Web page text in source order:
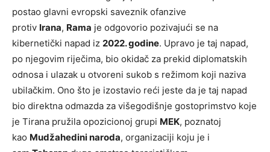
postao glavni evropski saveznik ofanzive
protiv Irana, Rama je odgovorio pozivajući se na
kibernetički napad iz 2022. godine. Upravo je taj napad,
po njegovim riječima, bio okidač za prekid diplomatskih
odnosa i ulazak u otvoreni sukob s režimom koji naziva
ubilačkim. Ono što je izostavio reći jeste da je taj napad
bio direktna odmazda za višegodišnje gostoprimstvo koje
je Tirana pružila opozicionoj grupi MEK, poznatoj
kao Mudžahedini naroda, organizaciji koju je i